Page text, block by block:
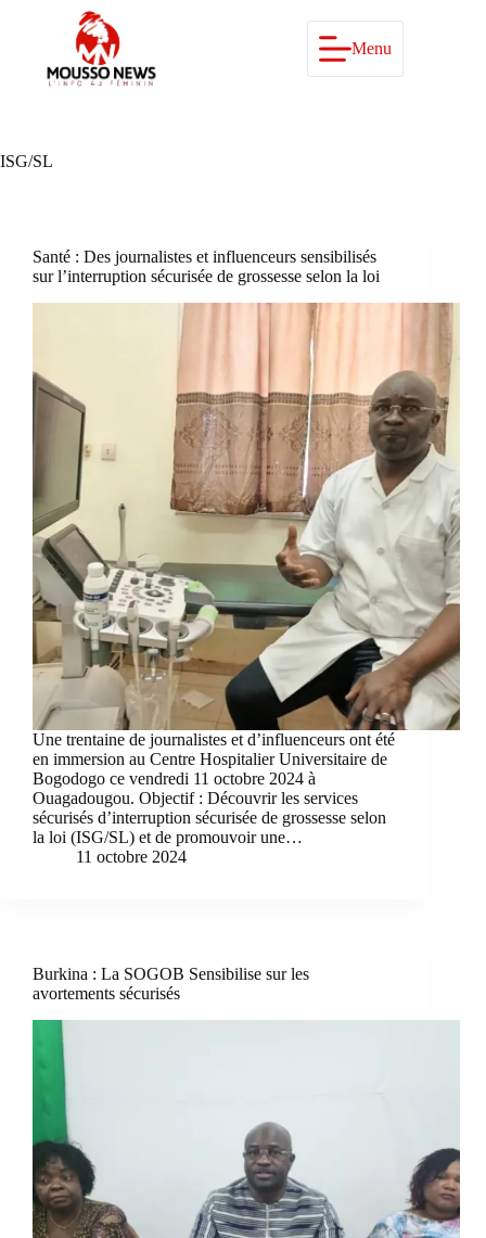
Menu
ISG/SL
Santé : Des journalistes et influenceurs sensibilisés
sur l’interruption sécurisée de grossesse selon la loi
Une trentaine de journalistes et d’influenceurs ont été
en immersion au Centre Hospitalier Universitaire de
Bogodogo ce vendredi 11 octobre 2024 à
Ouagadougou. Objectif : Découvrir les services
sécurisés d’interruption sécurisée de grossesse selon
la loi (ISG/SL) et de promouvoir une…
11 octobre 2024
Burkina : La SOGOB Sensibilise sur les
avortements sécurisés